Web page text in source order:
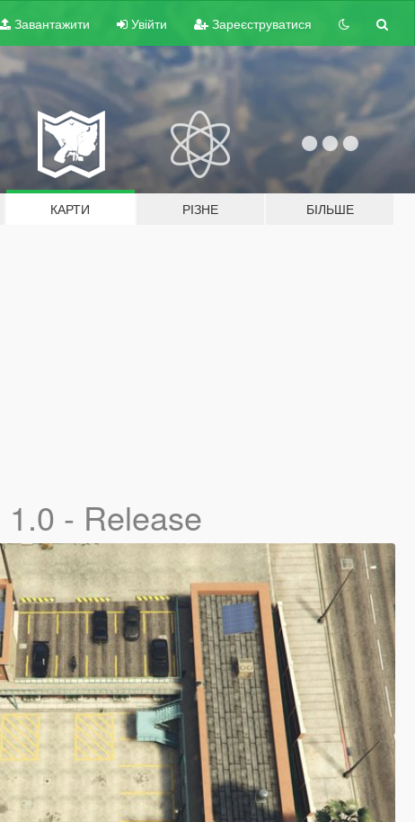
Завантажити Увійти Зареєструватися
КАРТИ РІЗНЕ БІЛЬШЕ
1.0 - Release